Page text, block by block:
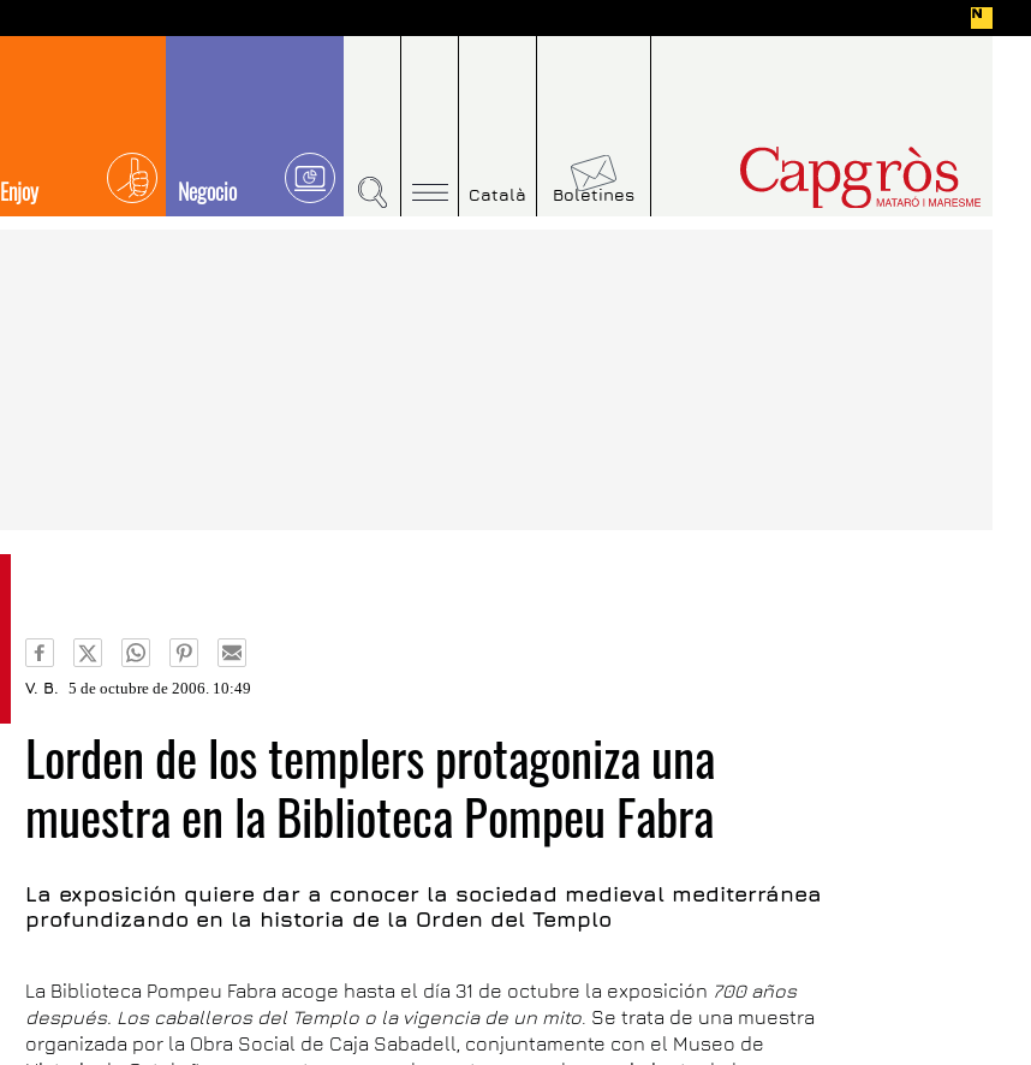
Enjoy Negocio Català Boletines
V. B. 5 de octubre de 2006. 10:49
Lorden de los templers protagoniza una
muestra en la Biblioteca Pompeu Fabra
La exposición quiere dar a conocer la sociedad medieval mediterránea
profundizando en la historia de la Orden del Templo
La Biblioteca Pompeu Fabra acoge hasta el día 31 de octubre la exposición 700 años
después. Los caballeros del Templo o la vigencia de un mito . Se trata de una muestra
organizada por la Obra Social de Caja Sabadell, conjuntamente con el Museo de